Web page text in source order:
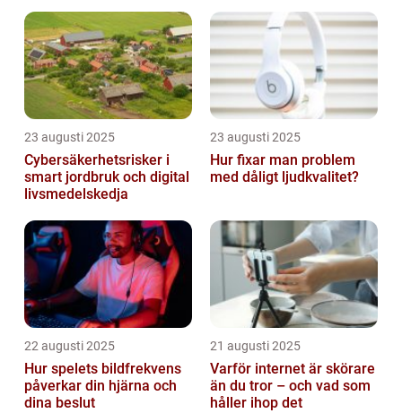
23 augusti 2025
Cybersäkerhetsrisker i
smart jordbruk och digital
livsmedelskedja
23 augusti 2025
Hur fixar man problem
med dåligt ljudkvalitet?
22 augusti 2025
Hur spelets bildfrekvens
påverkar din hjärna och
dina beslut
21 augusti 2025
Varför internet är skörare
än du tror – och vad som
håller ihop det